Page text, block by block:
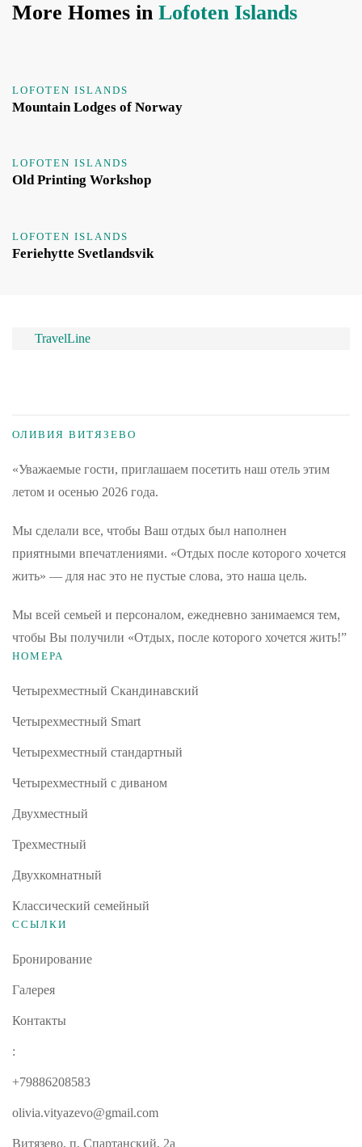
More Homes in Lofoten Islands
LOFOTEN ISLANDS
Mountain Lodges of Norway
LOFOTEN ISLANDS
Old Printing Workshop
LOFOTEN ISLANDS
Feriehytte Svetlandsvik
TravelLine
ОЛИВИЯ ВИТЯЗЕВО
«Уважаемые гости, приглашаем посетить наш отель этим
летом и осенью 2026 года.
Мы сделали все, чтобы Ваш отдых был наполнен
приятными впечатлениями. «Отдых после которого хочется
жить» — для нас это не пустые слова, это наша цель.
Мы всей семьей и персоналом, ежедневно занимаемся тем,
чтобы Вы получили «Отдых, после которого хочется жить!”
НОМЕРА
Четырехместный Скандинавский
Четырехместный Smart
Четырехместный стандартный
Четырехместный с диваном
Двухместный
Трехместный
Двухкомнатный
Классический семейный
ССЫЛКИ
Бронирование
Галерея
Контакты
:
+79886208583
olivia.vityazevo@gmail.com
Витязево, п. Спартанский, 2а